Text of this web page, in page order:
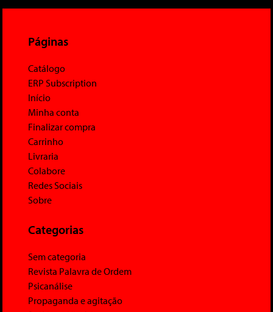
Páginas
Catálogo
ERP Subscription
Início
Minha conta
Finalizar compra
Carrinho
Livraria
Colabore
Redes Sociais
Sobre
Categorias
Sem categoria
Revista Palavra de Ordem
Psicanálise
Propaganda e agitação